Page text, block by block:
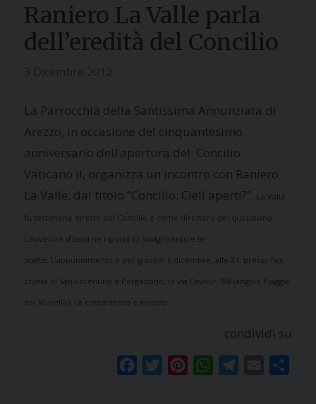
Raniero La Valle parla
dell’eredità del Concilio
La Parrocchia della Santissima Annunziata di
Arezzo, in occasione del cinquantesimo
anniversario dell’apertura del Concilio
Vaticano II, organizza un incontro con Raniero
La Valle, dal titolo “Concilio: Cieli aperti?”. La Valle
fu testimone diretto del Concilio e come direttore del quotidiano
L’Avvenire d’Italia ne riportò lo svolgimento e le
scelte. L’appuntamento è per giovedì 6 dicembre, alle 21, presso l’ex
chiesa di San Lorentino e Pergentino, in via Cavour 188 (angolo Piaggia
del Murello). La cittadinanza è invitata.
condividi su
FacebookTwitterPinterestWhatsAppTelegram
Email